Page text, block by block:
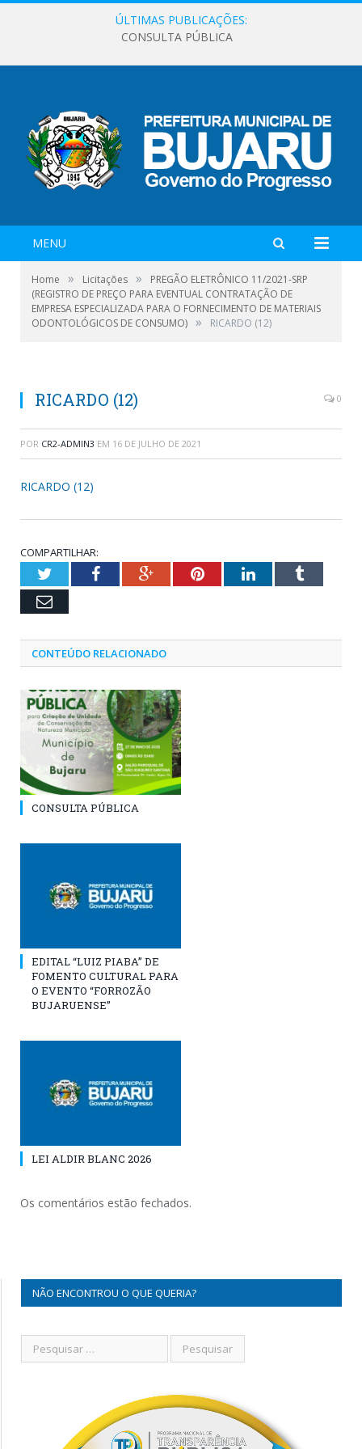
ÚLTIMAS PUBLICAÇÕES:
CONSULTA PÚBLICA
MENU
Home » Licitações »
PREGÃO ELETRÔNICO 11/2021-SRP
(REGISTRO DE PREÇO PARA EVENTUAL CONTRATAÇÃO DE
EMPRESA ESPECIALIZADA PARA O FORNECIMENTO DE MATERIAIS
ODONTOLÓGICOS DE CONSUMO) » RICARDO (12)
RICARDO (12) 0
POR CR2-ADMIN3 EM 16 DE JULHO DE 2021
RICARDO (12)
COMPARTILHAR:
TwitterFacebookGoogle+PinterestLinkedInTumblr
Email
CONTEÚDO RELACIONADO
CONSULTA PÚBLICA
EDITAL “LUIZ PIABA” DE
FOMENTO CULTURAL PARA
O EVENTO “FORROZÃO
BUJARUENSE”
LEI ALDIR BLANC 2026
Os comentários estão fechados.
NÃO ENCONTROU O QUE QUERIA?